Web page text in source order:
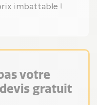
imbattable !
votre
gratuit